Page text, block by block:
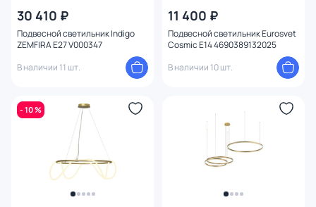
30 410 ₽
Подвесной светильник Indigo
ZEMFIRA E27 V000347
В наличии 11 шт.
11 400 ₽
Подвесной светильник Eurosvet
Cosmic E14 4690389132025
В наличии 10 шт.
- 10 %
Количество плафонов
Оформление
Функции
Комплектация
Поверхность